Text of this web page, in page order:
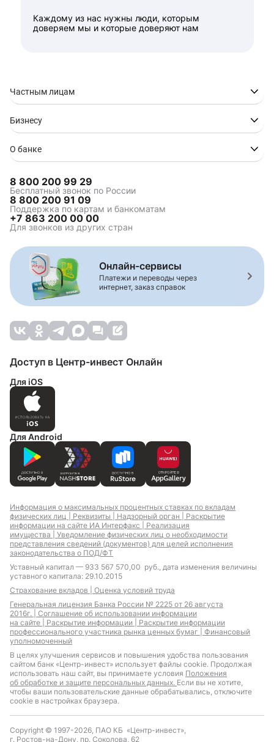
Каждому из нас нужны люди, которым
доверяем мы и которые доверяют нам
Частным лицам
Бизнесу
О банке
8 800 200 99 29
Бесплатный звонок по России
8 800 200 91 09
Поддержка по картам и банкоматам
+7 863 200 00 00
Для звонков из других стран
Онлайн-сервисы
Платежи и переводы через
интернет, заказ справок
Доступ в Центр-инвест Онлайн
Для iOS
Для Android
Информация о максимальных процентных ставках по вкладам
физических лиц | Реквизиты | Надзорный орган | Раскрытие
информации на сайте ИА Интерфакс | Реализация
имущества | Уведомление физических лиц о необходимости
представления сведений (документов) для целей исполнения
законодательства о ПОД/ФТ
Уставный капитал — 933 567 570,00 руб., дата изменения величины
уставного капитала: 29.10.2015
Страхование вкладов | Оценка условий труда
Генеральная лицензия Банка России № 2225 от 26 августа
2016г. | Соглашение об использовании информации
на сайте | Раскрытие информации | Раскрытие информации
профессионального участника рынка ценных бумаг | Финансовый
уполномоченный
В целях улучшения сервисов и повышения удобства пользования
сайтом банк «Центр-инвест» использует файлы cookie. Продолжая
использовать наш сайт, вы принимаете условия Положения
об обработке и защите персональных данных. Если вы не хотите,
чтобы ваши пользовательские данные обрабатывались, отключите
cookie в настройках браузера.
Copyright © 1997-2026, ПАО КБ «Центр-инвест»,
г. Ростов-на-Дону, пр. Соколова, 62